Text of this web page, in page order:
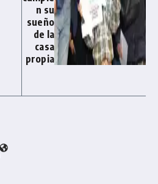
n su
sueño
de la
casa
propia